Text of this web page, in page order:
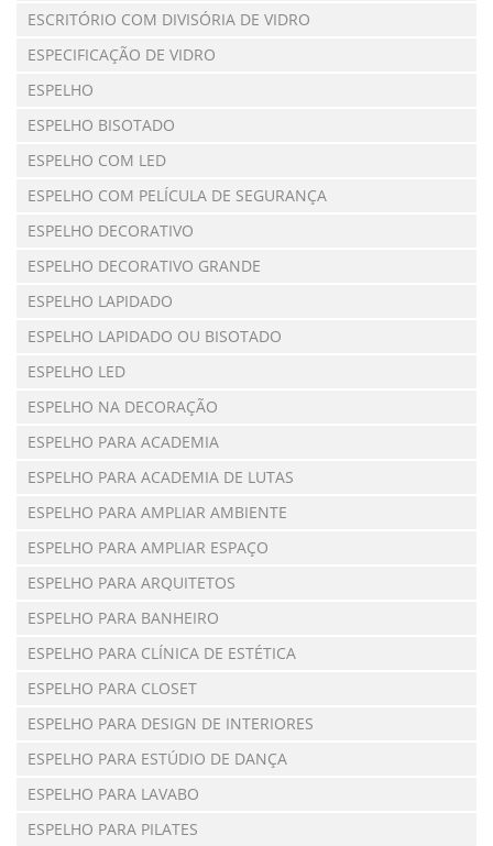
ESCRITÓRIO COM DIVISÓRIA DE VIDRO
ESPECIFICAÇÃO DE VIDRO
ESPELHO
ESPELHO BISOTADO
ESPELHO COM LED
ESPELHO COM PELÍCULA DE SEGURANÇA
ESPELHO DECORATIVO
ESPELHO DECORATIVO GRANDE
ESPELHO LAPIDADO
ESPELHO LAPIDADO OU BISOTADO
ESPELHO LED
ESPELHO NA DECORAÇÃO
ESPELHO PARA ACADEMIA
ESPELHO PARA ACADEMIA DE LUTAS
ESPELHO PARA AMPLIAR AMBIENTE
ESPELHO PARA AMPLIAR ESPAÇO
ESPELHO PARA ARQUITETOS
ESPELHO PARA BANHEIRO
ESPELHO PARA CLÍNICA DE ESTÉTICA
ESPELHO PARA CLOSET
ESPELHO PARA DESIGN DE INTERIORES
ESPELHO PARA ESTÚDIO DE DANÇA
ESPELHO PARA LAVABO
ESPELHO PARA PILATES